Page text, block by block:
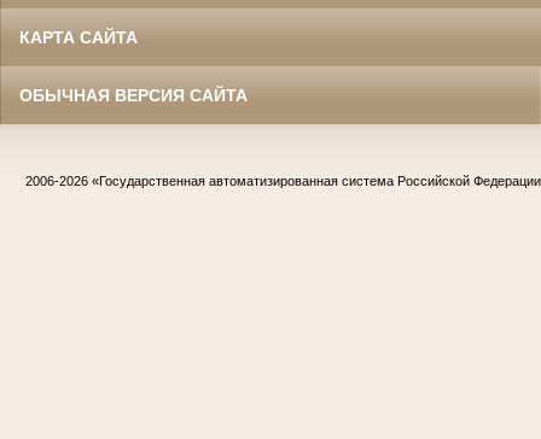
КАРТА САЙТА
ОБЫЧНАЯ ВЕРСИЯ САЙТА
2006-2026 «Государственная автоматизированная система Российской